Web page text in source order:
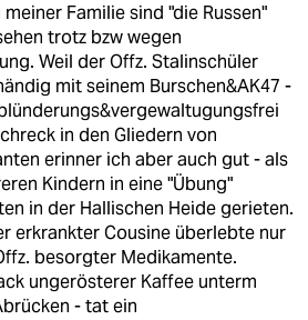
Familie sind "die Russen"
trotz bzw wegen
Weil der Offz. Stalinschüler
mit seinem Burschen&AK47 -
in den Gliedern von
erinner ich aber auch gut - als
Kindern in eine "Übung"
in der Hallischen Heide gerieten.
erkrankter Cousine überlebte nur
besorgter Medikamente.
ungerösterer Kaffee unterm
- tat ein